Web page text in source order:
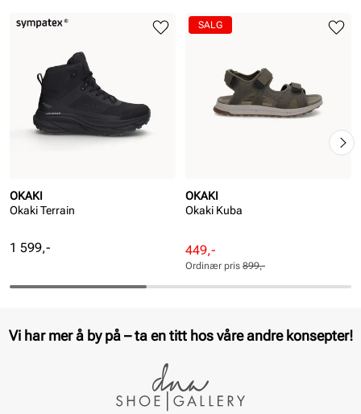
OKAKI
Okaki Terrain
Pris
1 599,-
OKAKI
Okaki Kuba
Rabattert
pris
Pris
449,-
Ordinær
pris
Pris
Ordinær pris 899,-
SALG
Vi har mer å by på – ta en titt hos våre andre konsepter!